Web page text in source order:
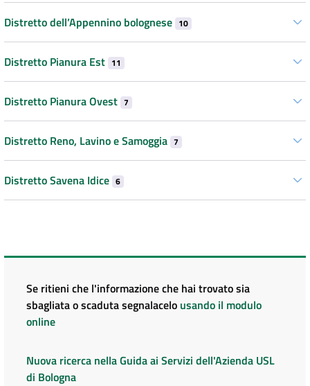
Distretto dell’Appennino bolognese 10
Distretto Pianura Est 11
Distretto Pianura Ovest 7
Distretto Reno, Lavino e Samoggia 7
Distretto Savena Idice 6
Se ritieni che l'informazione che hai trovato sia
sbagliata o scaduta segnalacelo usando il modulo
online
Nuova ricerca nella Guida ai Servizi dell'Azienda USL
di Bologna